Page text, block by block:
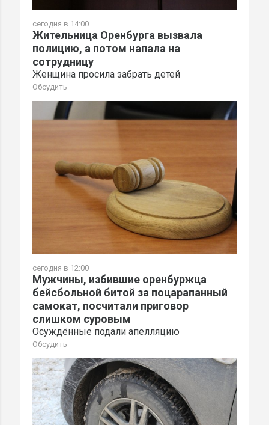
сегодня в 14:00
Жительница Оренбурга вызвала
полицию, а потом напала на
сотрудницу
Женщина просила забрать детей
Обсудить
сегодня в 12:00
Мужчины, избившие оренбуржца
бейсбольной битой за поцарапанный
самокат, посчитали приговор
слишком суровым
Осуждённые подали апелляцию
Обсудить